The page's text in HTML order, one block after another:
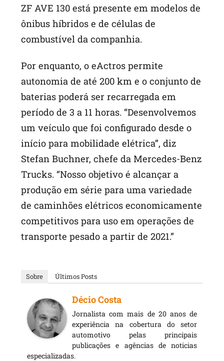
ZF AVE 130 está presente em modelos de
ônibus híbridos e de células de
combustível da companhia.
Por enquanto, o eActros permite
autonomia de até 200 km e o conjunto de
baterias poderá ser recarregada em
período de 3 a 11 horas. “Desenvolvemos
um veículo que foi configurado desde o
início para mobilidade elétrica”, diz
Stefan Buchner, chefe da Mercedes-Benz
Trucks. “Nosso objetivo é alcançar a
produção em série para uma variedade
de caminhões elétricos economicamente
competitivos para uso em operações de
transporte pesado a partir de 2021.”
Sobre Últimos Posts
Décio Costa
Jornalista com mais de 20 anos de
experiência na cobertura do setor
automotivo pelas principais
publicações e agências de noticias
especializadas.